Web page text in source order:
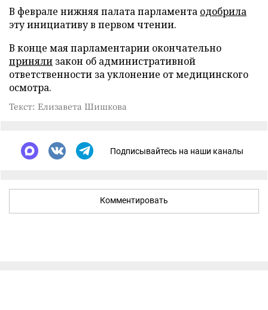
В феврале нижняя палата парламента одобрила
эту инициативу в первом чтении.
В конце мая парламентарии окончательно
приняли закон об административной
ответственности за уклонение от медицинского
осмотра.
Текст: Елизавета Шишкова
Подписывайтесь на наши каналы
Комментировать